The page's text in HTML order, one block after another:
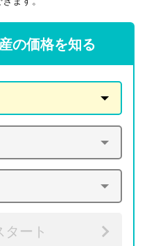
の価格を知る
タート